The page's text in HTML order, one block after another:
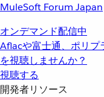
MuleSoft Forum Japan
オンデマンド配信中
Aflacや富士通、ポリプ
を視聴しませんか？
視聴する
開発者リソース